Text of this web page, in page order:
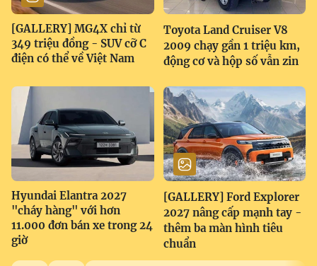
[GALLERY] MG4X chỉ từ
349 triệu đồng - SUV cỡ C
điện có thể về Việt Nam
Toyota Land Cruiser V8
2009 chạy gần 1 triệu km,
động cơ và hộp số vẫn zin
Hyundai Elantra 2027
"cháy hàng" với hơn
11.000 đơn bán xe trong 24
giờ
[GALLERY] Ford Explorer
2027 nâng cấp mạnh tay -
thêm ba màn hình tiêu
chuẩn